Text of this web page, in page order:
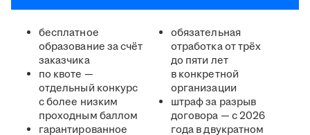
бесплатное
образование за счёт
заказчика
по квоте —
отдельный конкурс
с более низким
проходным баллом
гарантированное
обязательная
отработка от трёх
до пяти лет
в конкретной
организации
штраф за разрыв
договора — с 2026
года в двукратном